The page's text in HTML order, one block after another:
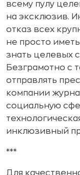
всему пулу
на эксклюзив.
отказ всех
не просто
знать целевых
Безграмотно с
отправлять
компании
социальную
инклюзивный
***
Для